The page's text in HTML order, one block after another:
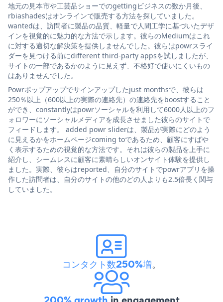
地元の見本市や工芸品ショーでのgettingビジネスの数か月後、
rbiashadesはオンラインで販売する方法を探していました。
wantedは、訪問者に製品の品質、軽量で人間工学に基づいたデザ
インを視覚的に魅力的な方法で示します。彼らのMediumはこれ
に対する適切な解決策を提供しませんでした。彼らはpowrスライ
ダーを見つける前にdifferent third-party appsを試しましたが、
サイトの一部であるかのように見えず、不格好で使いにくいもの
はありませんでした。
Powrポップアップでサインアップしたjust monthsで、彼らは
250％以上（600以上の実際の連絡先）の連絡先をboostすること
ができ、constantlyはpowrソーシャルを利用して6000人以上のフ
ォロワーにソーシャルメディアを成長させました彼らのサイトで
フィードします。 added powr sliderは、製品が実際にどのよう
に見えるかをホームページcoming toであるため、顧客にすばや
く表示するための視覚的な方法です。それは彼らの製品を上手に
紹介し、シームレスに顧客に素晴らしいオンサイト体験を提供し
ました。実際、彼らはreported、自分のサイトでpowrアプリを操
作した訪問者は、自分のサイトの他のどの人よりも2.5倍長く関与
していました。
コンタクト数250%増。